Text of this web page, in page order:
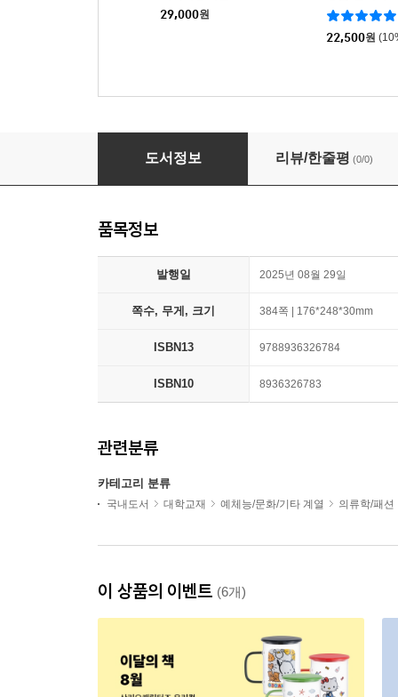
29,000원
22,500원
패션 트렌드 소재기획
도서정보 리뷰/한줄평 (0/0)
품목정보
발행일 2025년 08월 29일
쪽수, 무게, 크기 384쪽 | 176*248*30mm
ISBN13 9788936326784
ISBN10 8936326783
관련분류
카테고리 분류
국내도서 대학교재 예체능/문화/기타 계열 의류학/패션
이 상품의 이벤트 (6개)